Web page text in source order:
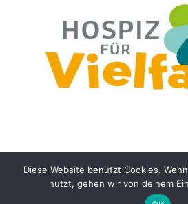
© 2026 – Hamburger Hospiz im
Diese Website benutzt Cookies.
nutzt, gehen wir von deinem